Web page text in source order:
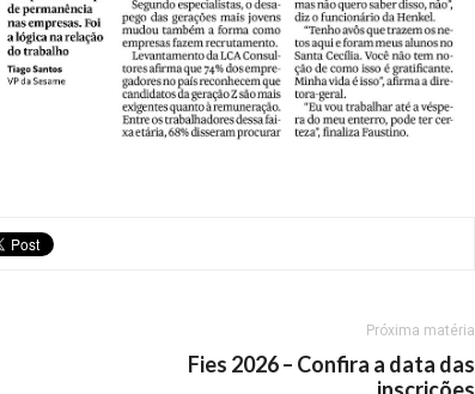
Próxima matéria
Fies 2026 – Confira a data das